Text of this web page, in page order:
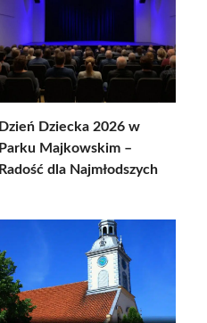
Dzień Dziecka 2026 w
Parku Majkowskim –
Radość dla Najmłodszych